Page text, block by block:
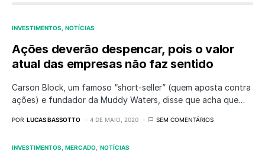
INVESTIMENTOS NOTÍCIAS
Ações deverão despencar, pois o valor
atual das empresas não faz sentido
Carson Block, um famoso “short-seller” (quem aposta contra
ações) e fundador da Muddy Waters, disse que acha que…
POR LUCAS BASSOTTO 4 DE MAIO, 2020 SEM COMENTÁRIOS
INVESTIMENTOS MERCADO NOTÍCIAS